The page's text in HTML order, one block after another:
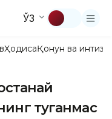
ЎЗ
ҲодисаҚонун ва
туганмас